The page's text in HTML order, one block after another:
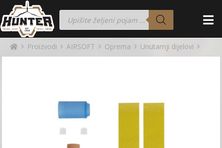
Proizvodi AIRSOFT Oprema Unutarnji dijelovi